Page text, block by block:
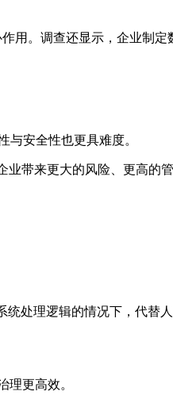
用。调查还显示，企业制定
安全性也更具难度。
带来更大的风险、更高的
处理逻辑的情况下，代替
更高效。